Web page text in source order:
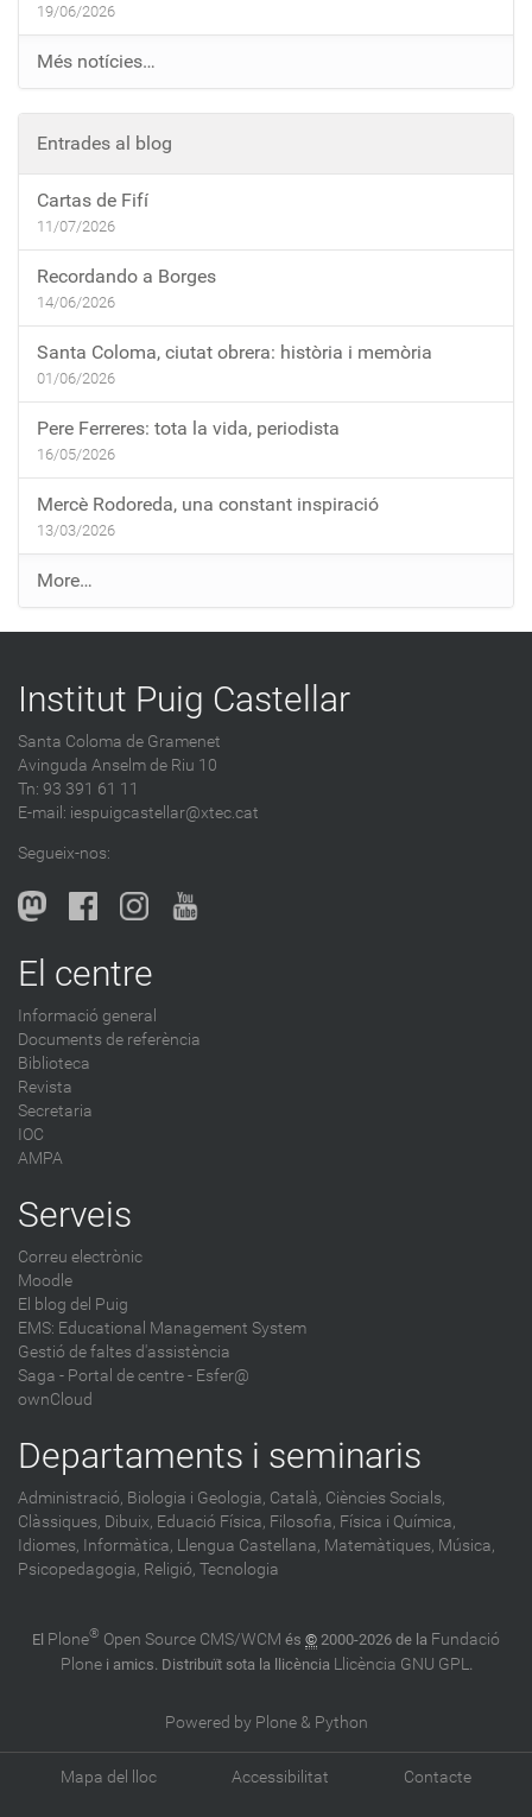
19/06/2026
Més notícies…
Entrades al blog
Cartas de Fifí
11/07/2026
Recordando a Borges
14/06/2026
Santa Coloma, ciutat obrera: història i memòria
01/06/2026
Pere Ferreres: tota la vida, periodista
16/05/2026
Mercè Rodoreda, una constant inspiració
13/03/2026
E
n
t
a
e
s
a
b
l
o
-
More…
Institut Puig Castellar
Santa Coloma de Gramenet
Avinguda Anselm de Riu 10
Tn: 93 391 61 11
E-mail: iespuigcastellar@xtec.cat
Segueix-nos:
El centre
Informació general
Documents de referència
Biblioteca
Revista
Secretaria
IOC
AMPA
Serveis
Correu electrònic
Moodle
El blog del Puig
EMS: Educational Management System
Gestió de faltes d'assistència
Saga - Portal de centre - Esfer@
ownCloud
Departaments i seminaris
Administració, Biologia i Geologia, Català, Ciències Socials,
Clàssiques, Dibuix, Eduació Física, Filosofia, Física i Química,
Idiomes, Informàtica, Llengua Castellana, Matemàtiques, Música,
Psicopedagogia, Religió, Tecnologia
El Plone® Open Source CMS/WCM és © 2000-2026 de la Fundació
Plonei amics. Distribuït sota la llicència Llicència GNU GPL.
Powered by Plone & Python
Mapa del lloc Accessibilitat Contacte